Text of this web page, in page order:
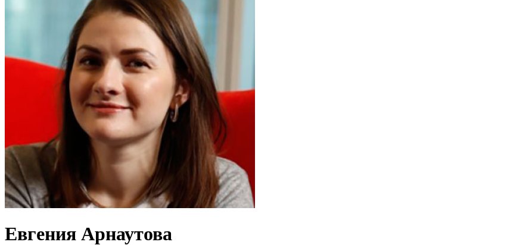
Евгения Арнаутова